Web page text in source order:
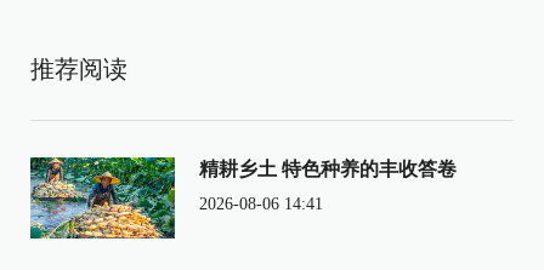
推荐阅读
精耕乡土 特色种养的丰收答卷
2026-08-06 14:41